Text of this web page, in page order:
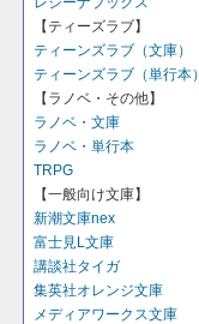
【ティーズラブ】
ティーンズラブ（文庫）
ティーンズラブ（単行本）
【ラノベ・その他】
ラノベ・文庫
ラノベ・単行本
TRPG
【一般向け文庫】
新潮文庫nex
富士見L文庫
講談社タイガ
集英社オレンジ文庫
メディアワークス文庫